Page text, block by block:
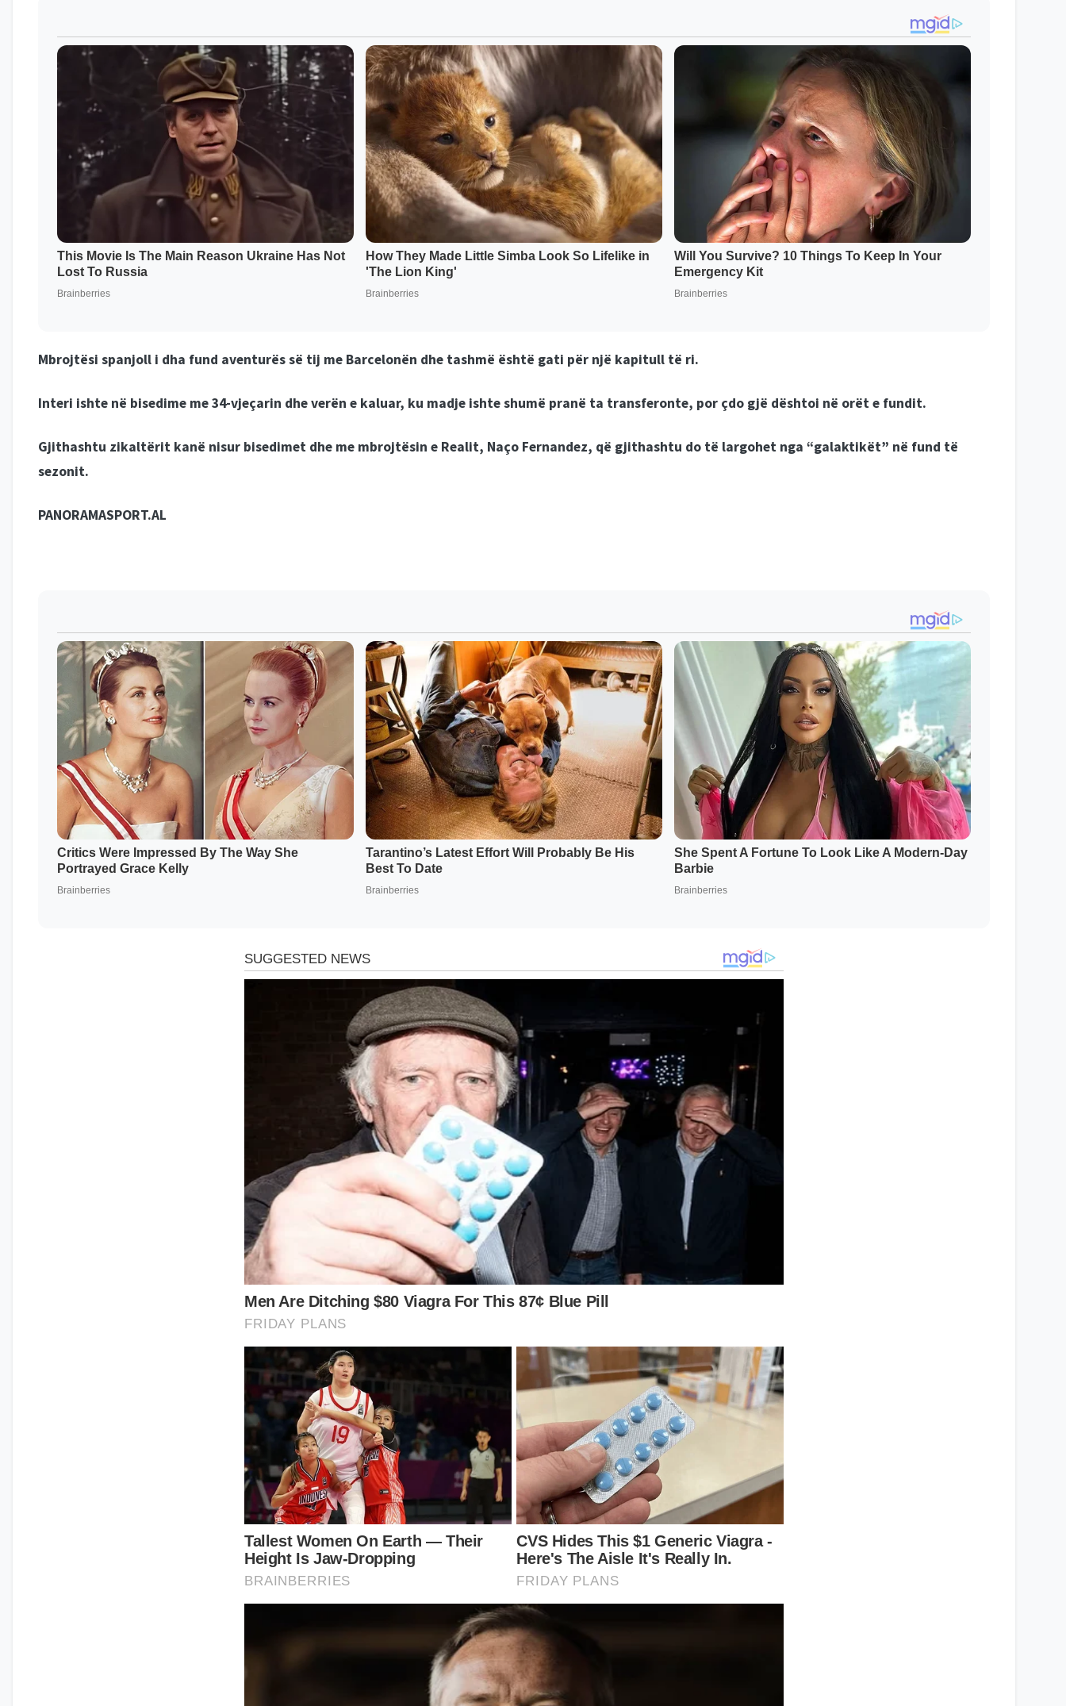
Mbrojtësi spanjoll i dha fund aventurës së tij me Barcelonën dhe tashmë është gati për një kapitull të ri.
Interi ishte në bisedime me 34-vjeçarin dhe verën e kaluar, ku madje ishte shumë pranë ta transferonte, por çdo gjë dështoi në orët e fundit.
Gjithashtu zikaltërit kanë nisur bisedimet dhe me mbrojtësin e Realit, Naço Fernandez, që gjithashtu do të largohet nga “galaktikët” në fund të
sezonit.
PANORAMASPORT.AL